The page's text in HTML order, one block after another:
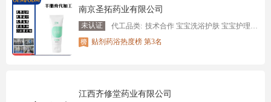
南京圣拓药业有限公司
未认证 代工品类: 技术合作 宝宝洗浴护肤 宝宝护理用品私护
贴剂药浴热度榜 第3名
江西齐修堂药业有限公司